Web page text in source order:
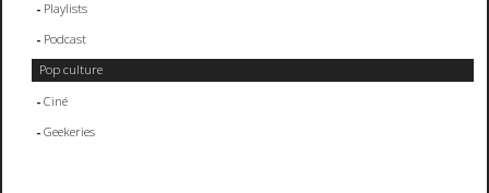
Playlists
Podcast
Pop culture
Ciné
Geekeries